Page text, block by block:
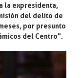
la expresidenta,
del delito de
por presunto
del Centro".